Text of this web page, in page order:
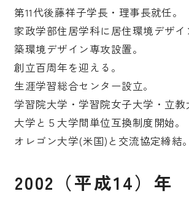
第11代後藤祥子学長・理事長就任。
家政学部住居学科に居住環境デザ
築環境デザイン専攻設置。
創立百周年を迎える。
生涯学習総合センター設立。
学習院大学・学習院女子大学・立教
大学と５大学間単位互換制度開始。
オレゴン大学(米国)と交流協定締結。
2002（平成14）年